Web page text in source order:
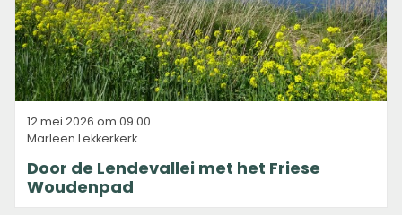
12 mei 2026 om 09:00
Marleen Lekkerkerk
Door de Lendevallei met het Friese
Woudenpad